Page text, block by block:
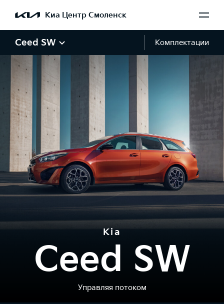
Киа Центр Смоленск
Ceed SW Комплектации
Галерея Ceed SW
Kia
Ceed SW
Управляя потоком